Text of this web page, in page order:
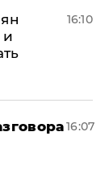
и
16:10
16:07